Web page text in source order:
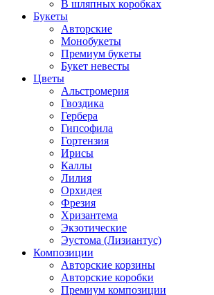
В шляпных коробках
Букеты
Авторские
Монобукеты
Премиум букеты
Букет невесты
Цветы
Альстромерия
Гвоздика
Гербера
Гипсофила
Гортензия
Ирисы
Каллы
Лилия
Орхидея
Фрезия
Хризантема
Экзотические
Эустома (Лизиантус)
Композиции
Авторские корзины
Авторские коробки
Премиум композиции